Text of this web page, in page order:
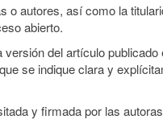
o autores, así como la
abierto.
del artículo publicado
se indique clara y
y firmada por las